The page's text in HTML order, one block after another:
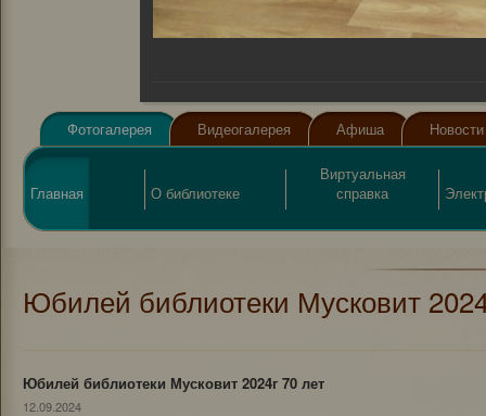
Фотогалерея Видеогалерея Афиша Новости
Главная О библиотеке
Виртуальная
справка
Юбилей библиотеки Мусковит
Юбилей библиотеки Мусковит 2024г 70 лет
12.09.2024